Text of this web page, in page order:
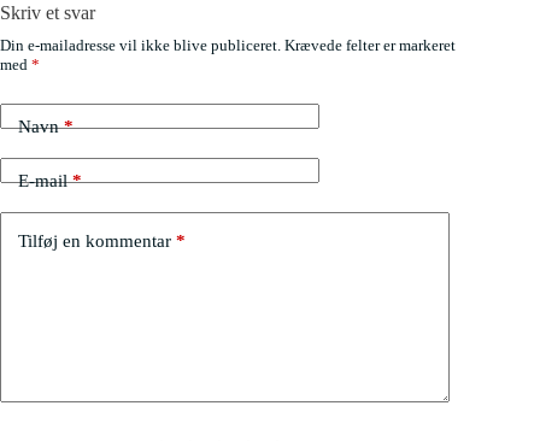
Skriv et svar
Din e-mailadresse vil ikke blive publiceret. Krævede felter er markeret
med *
Navn*
E-mail*
Tilføj en kommentar *